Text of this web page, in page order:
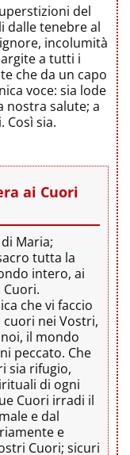
del
dalle tenebre al
incolumità
a tutti i
che da un capo
voce: sia lode
nostra salute; a
Così sia.
ai Cuori
Maria;
tutta la
intero, ai
che vi faccio
nei Vostri,
il mondo
peccato. Che
sia rifugio,
di ogni
Cuori irradi il
e dal
e
Cuori; sicuri